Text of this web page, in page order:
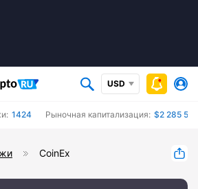
USD
1424 Рыночная капитализация: $2 285
CoinEx